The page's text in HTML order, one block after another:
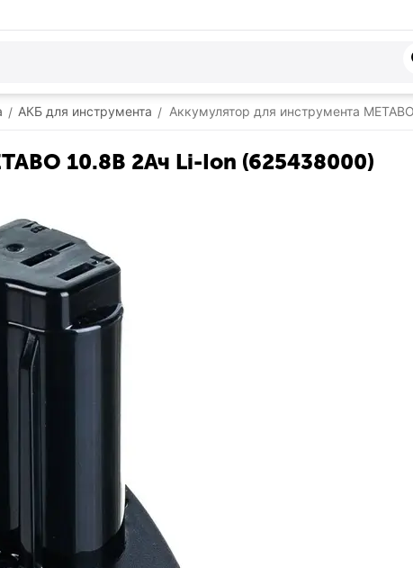
/ АКБ для инструмента / Аккумулятор для инструмента
10.8В 2Ач Li-Ion (625438000)